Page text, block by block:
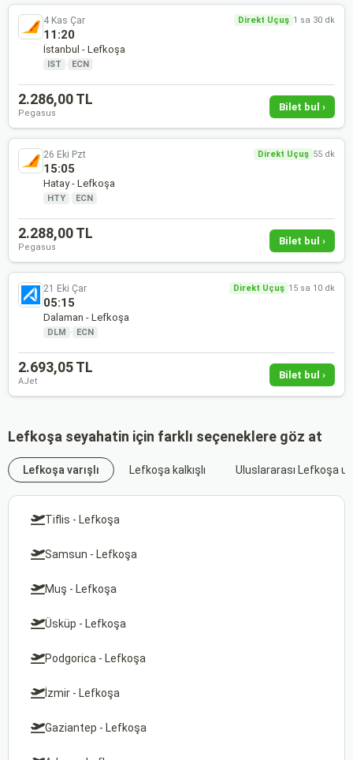
4 Kas Çar Direkt Uçuş 1 sa 30 dk
11:20
İstanbul - Lefkoşa
IST · ECN
2.286,00 TL
Pegasus
Bilet bul ›
26 Eki Pzt Direkt Uçuş 55 dk
15:05
Hatay - Lefkoşa
HTY · ECN
2.288,00 TL
Pegasus
Bilet bul ›
21 Eki Çar Direkt Uçuş 15 sa 10 dk
05:15
Dalaman - Lefkoşa
DLM · ECN
2.693,05 TL
AJet
Bilet bul ›
Lefkoşa seyahatin için farklı seçeneklere göz at
Lefkoşa varışlı Lefkoşa kalkışlı Uluslararası Lefkoşa
Tiflis - Lefkoşa
Samsun - Lefkoşa
Muş - Lefkoşa
Üsküp - Lefkoşa
Podgorica - Lefkoşa
İzmir - Lefkoşa
Gaziantep - Lefkoşa